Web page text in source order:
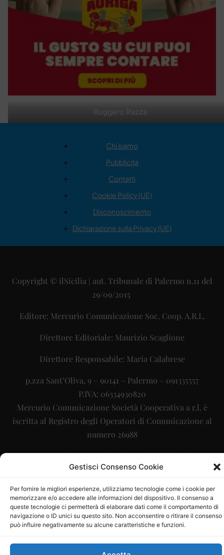
Gestisci Consenso Cookie
Per fornire le migliori esperienze, utilizziamo tecnologie come i cookie per
memorizzare e/o accedere alle informazioni del dispositivo. Il consenso a
queste tecnologie ci permetterà di elaborare dati come il comportamento di
navigazione o ID unici su questo sito. Non acconsentire o ritirare il consenso
può influire negativamente su alcune caratteristiche e funzioni.
Ruggero Razza
Chi siamo
Pubblicità
Contatti
Cookie Policy (UE)
Disconoscimento
Dichiarazione sulla Privacy (UE)
Copyright © ilSicilia | aut. Tribunale di Palermo n.11 del
29/09/2015
Editore: Mercurio Comunicazione Soc. Coop. A.R.L.
Direttore Editoriale: Maurizio Scaglione
Direttore Responsabile: Maria Calabrese
p.zza Sant’Oliva, 9 – 90141 – Palermo – 091335557
P.IVA: 06334930820
Mercurio Comunicazione Società Cooperativa a r.l. è
iscritta al Registro degli Operatori di Comunicazione al
numero 26988
Sito gestito daLa Digitale srl–info@ladigitale.it